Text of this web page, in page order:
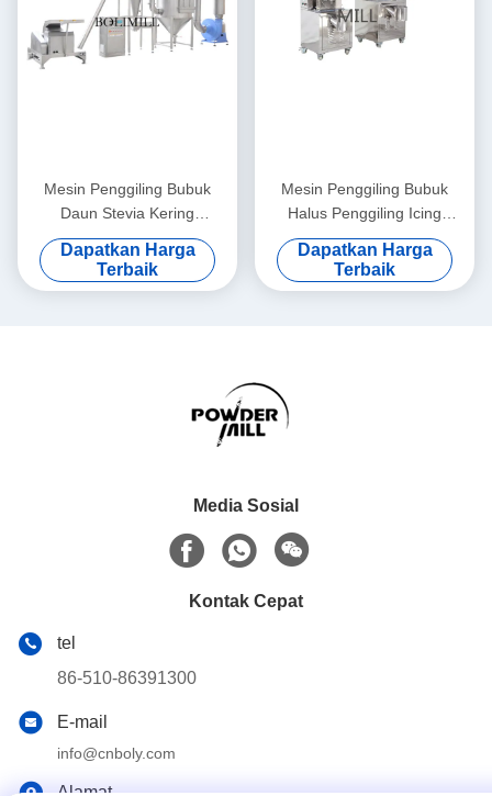
Mesin Penggiling Bubuk
Daun Stevia Kering
Kapasitas Besar Untuk Jenis
Rempah-rempah
Dapatkan Harga
Terbaik
Mesin Penggiling Bubuk
Halus Penggiling Icing
Pengolahan Obat Gula
Dapatkan Harga
Terbaik
Media Sosial
Kontak Cepat
tel
86-510-86391300
E-mail
info@cnboly.com
Alamat